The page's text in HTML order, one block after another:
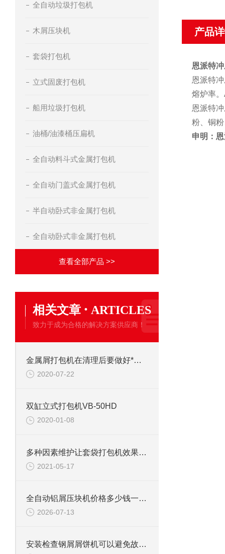
全自动垃圾打包机
木屑压块机
套袋打包机
立式固废打包机
船用垃圾打包机
油桶/油漆桶压扁机
全自动料斗式金属打包机
全自动门盖式金属打包机
半自动卧式非金属打包机
全自动卧式非金属打包机
查看全部产品 >>
相关文章 · ARTICLES
致力于成为合格的解决方案供应商！
金属屑打包机在清理后要做好*检查
2020-07-22
双缸立式打包机VB-50HD
2020-01-08
多种因素维护让套袋打包机效果更好
2021-05-17
全自动铝屑压块机价格多少钱一台？看完这篇，心里就有谱了
2026-07-13
安装检查钢屑屑饼机可以避免故障发生
产品
恩派特
恩派特
熔炉率
恩派特
粉、铜
申明：